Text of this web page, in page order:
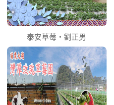
泰安草莓‧劉正男